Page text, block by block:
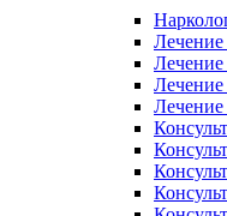
Лечение
Лечение
Лечение